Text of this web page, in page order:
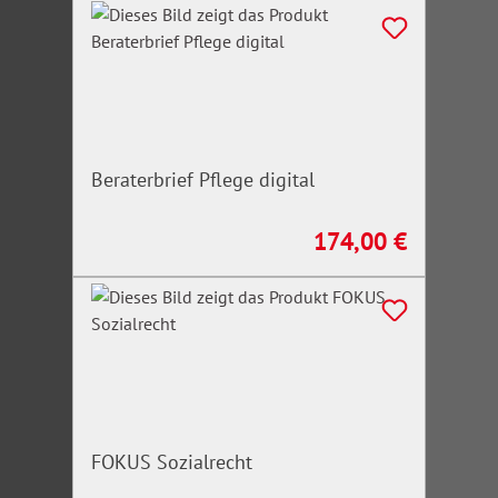
Beraterbrief Pflege digital
Regulärer Preis:
174,00 €
FOKUS Sozialrecht